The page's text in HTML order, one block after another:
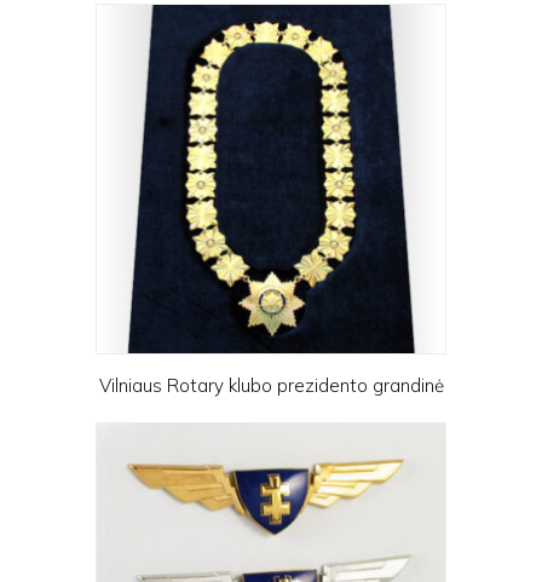
Vilniaus Rotary klubo prezidento grandinė